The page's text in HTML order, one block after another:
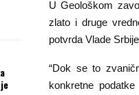
U Geološkom
zlato i druge
potvrda Vlade
“Dok se to
konkretne